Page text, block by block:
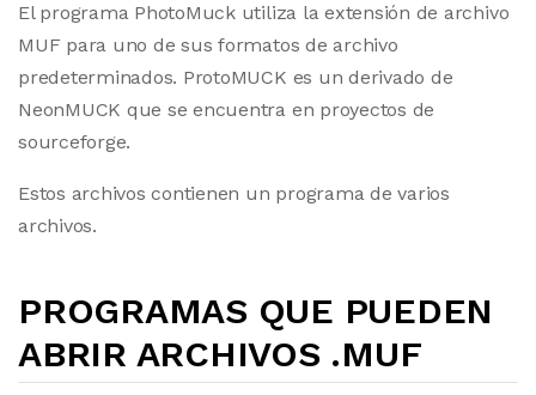
El programa PhotoMuck utiliza la extensión de archivo
MUF para uno de sus formatos de archivo
predeterminados. ProtoMUCK es un derivado de
NeonMUCK que se encuentra en proyectos de
sourceforge.
Estos archivos contienen un programa de varios
archivos.
PROGRAMAS QUE PUEDEN
ABRIR ARCHIVOS .MUF